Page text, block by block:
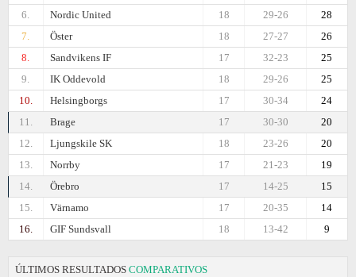
6.
Nordic United 28
29-26
18
7.
Öster 26
27-27
18
8.
Sandvikens IF 25
32-23
17
9.
IK Oddevold 25
29-26
18
10.
Helsingborgs 24
30-34
17
11.
Brage 20
30-30
17
12.
Ljungskile SK 20
23-26
18
13.
Norrby 19
21-23
17
14.
Örebro 15
14-25
17
15.
Värnamo 14
20-35
17
16.
GIF Sundsvall 9
13-42
18
ÚLTIMOS RESULTADOS COMPARATIVOS